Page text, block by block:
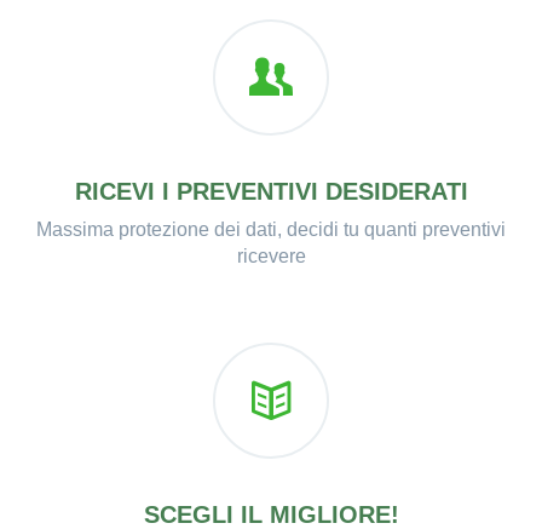
RICEVI I PREVENTIVI DESIDERATI
Massima protezione dei dati, decidi tu quanti preventivi
ricevere
SCEGLI IL MIGLIORE!